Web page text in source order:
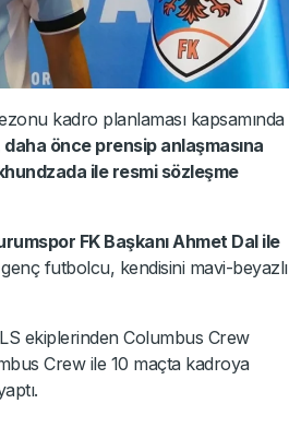
kadro planlaması kapsamında
önce prensip anlaşmasına
ile resmi sözleşme
FK Başkanı Ahmet Dal ile
futbolcu, kendisini mavi-beyazlı
ekiplerinden Columbus Crew
Crew ile 10 maçta kadroya